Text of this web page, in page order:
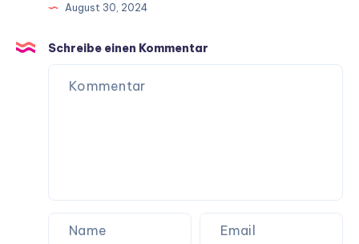
August 30, 2024
Schreibe einen Kommentar